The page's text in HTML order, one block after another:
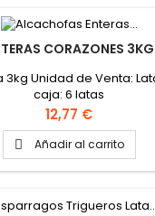
CORAZONES
3kg Unidad de Venta:
caja: 6 latas
Precio
12,77 €
 Añadir al carrito